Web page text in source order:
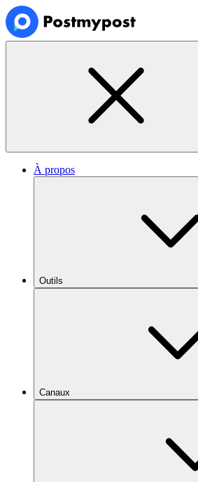
À propos
Outils
Canaux